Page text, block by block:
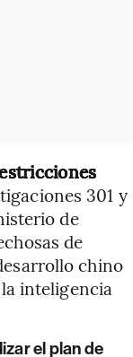
301 y
de
de
chino
inteligencia
el plan de